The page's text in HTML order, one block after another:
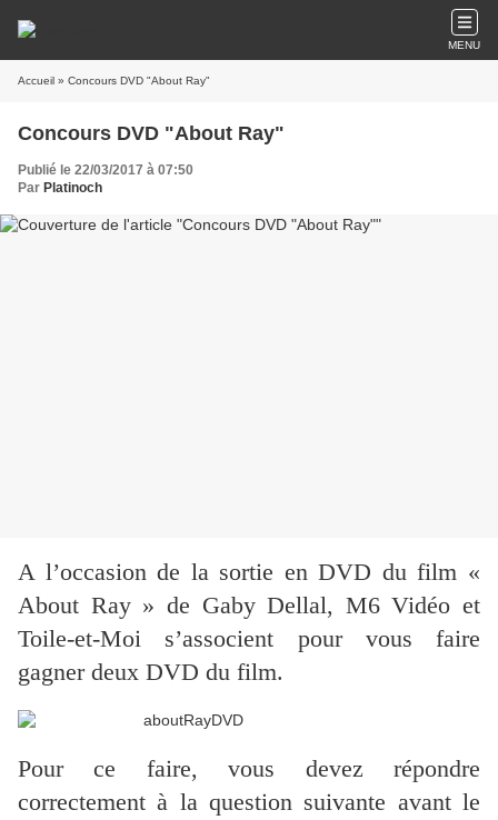
MENU
Accueil » Concours DVD "About Ray"
Concours DVD "About Ray"
Publié le 22/03/2017 à 07:50
Par Platinoch
A l’occasion de la sortie en DVD du film «
About Ray » de Gaby Dellal, M6 Vidéo et
Toile-et-Moi s’associent pour vous faire
gagner deux DVD du film.
Pour ce faire, vous devez répondre
correctement à la question suivante avant le